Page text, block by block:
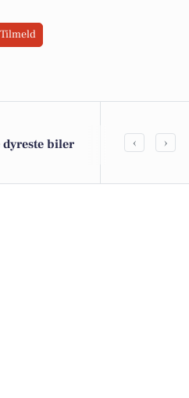
Tilmeld
dyreste biler
Friske
‹ ›